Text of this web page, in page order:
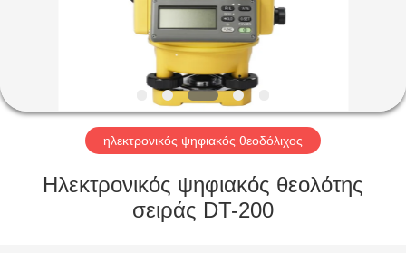
ΓΎΡΟΣ
ΕΡΓΟΣΤΑΣΊΩΝ
ΠΟΙΟΤΙΚΌΣ
ηλεκτρονικός ψηφιακός θεοδόλιχος
Ηλεκτρονικός ψηφιακός θεολότης
σειράς DT-200